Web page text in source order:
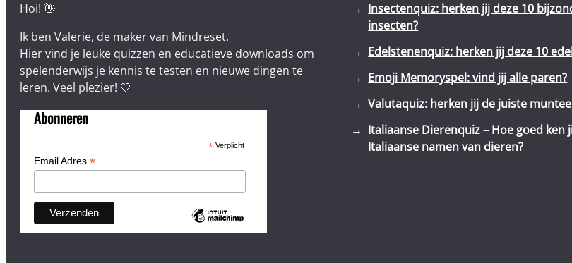
Hoi! 👋
Ik ben Valerie, de maker van Mindreset.
Hier vind je leuke quizzen en educatieve downloads om
spelenderwijs je kennis te testen en nieuwe dingen te
leren. Veel plezier! 🤍
Abonneren
*Verplicht
Email Adres *
Insectenquiz: herken jij deze 10
insecten?
Edelstenenquiz: herken jij deze 10
Emoji Memoryspel: vind jij alle paren?
Valutaquiz: herken jij de juiste
Italiaanse Dierenquiz – Hoe goed ken
Italiaanse namen van dieren?